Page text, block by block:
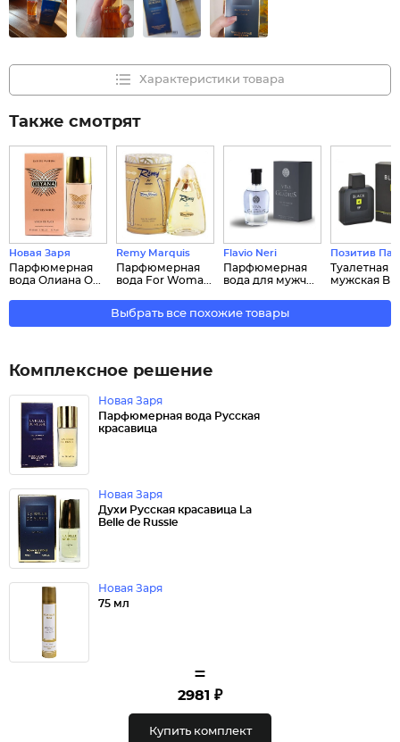
Характеристики товара
Также смотрят
Новая Заря
Парфюмерная
вода Олиана O...
Remy Marquis
Парфюмерная
вода For Woma...
Flavio Neri
Парфюмерная
вода для мужч...
Позитив
Туалетная
мужская Bl...
Выбрать все похожие товары
Комплексное решение
Новая Заря
Парфюмерная вода Русская
красавица
Новая Заря
Духи Русская красавица La
Belle de Russie
Новая Заря
75 мл
=
2981 ₽
Купить комплект